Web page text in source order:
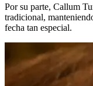
Por su parte, Callum
tradicional,
fecha tan especial.